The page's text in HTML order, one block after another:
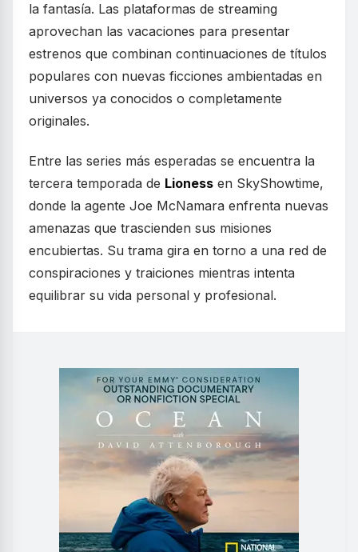
la fantasía. Las plataformas de streaming
aprovechan las vacaciones para presentar
estrenos que combinan continuaciones de títulos
populares con nuevas ficciones ambientadas en
universos ya conocidos o completamente
originales.
Entre las series más esperadas se encuentra la
tercera temporada de Lioness en SkyShowtime,
donde la agente Joe McNamara enfrenta nuevas
amenazas que trascienden sus misiones
encubiertas. Su trama gira en torno a una red de
conspiraciones y traiciones mientras intenta
equilibrar su vida personal y profesional.